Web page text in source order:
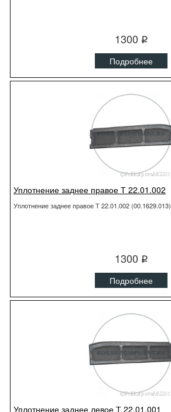
1300 q
Подробнее
Уплотнение заднее правое Т 22.01.002
Уплотнение заднее правое Т 22.01.002 (00.1629.013)
1300 q
Подробнее
Уплотнение заднее левое Т 22.01.001